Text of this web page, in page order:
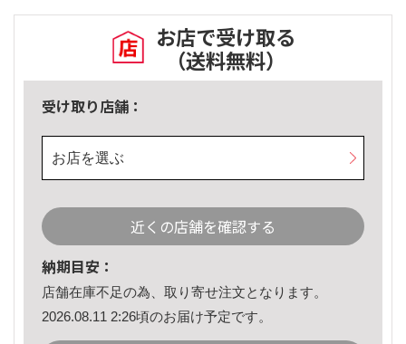
お店で受け取る
（送料無料）
受け取り店舗：
お店を選ぶ
近くの店舗を確認する
納期目安：
店舗在庫不足の為、取り寄せ注文となります。
2026.08.11 2:26頃のお届け予定です。